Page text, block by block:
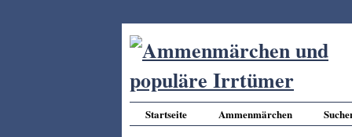
Startseite Ammenmärchen